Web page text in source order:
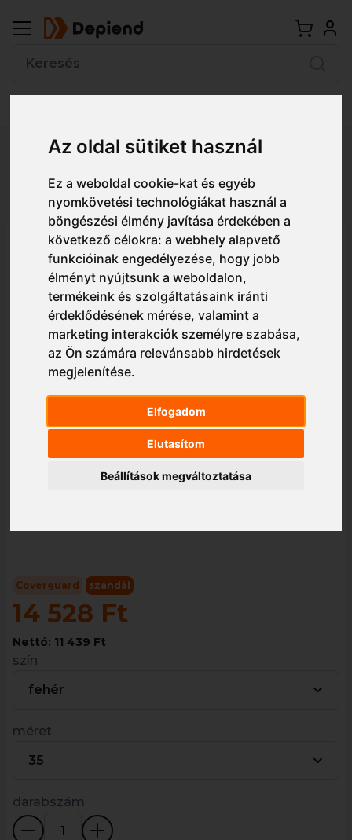
Az oldal sütiket használ
Ez a weboldal cookie-kat és egyéb
nyomkövetési technológiákat használ a
böngészési élmény javítása érdekében a
következő célokra:a webhely alapvető
funkcióinak engedélyezése, hogy jobb
élményt nyújtsunk a weboldalon,
termékeink és szolgáltatásaink iránti
érdeklődésének mérése, valamint a
marketing interakciók személyre szabása,
az Ön számára relevánsabb hirdetések
megjelenítése.
Elfogadom
Elutasítom
Beállítások megváltoztatása
Vissza
Részletes nézet Egyszerű nézet
LCG48 BUBI (01) fehér
thermokaplis szandál
Coverguard szandál
14 528 Ft
Nettó: 11 439 Ft
szín
fehér
méret
35
darabszám